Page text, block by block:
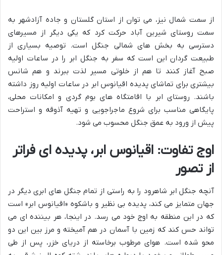
از سمت شمال نیز، می توان از استان گلستان و جاده آزادشهر به
سمت روستای شیرین آباد حرکت کرد که یکی دیگر از مسیرهای
دسترسی به بخش های شمالی جنگل است. توصیه بسیاری از
طبیعت گردان این است که سفر به جنگل ابر را در ساعات اولیه
صبح آغاز کنند تا هم از خلوتی مسیر لذت ببرند و هم شانس
بیشتری برای تماشای پدیده اقیانوس ابر در ساعات اولیه روز داشته
باشند. روستای ابر با اقامتگاه های بوم گردی و امکانات محلی،
پایگاهی مناسب برای شروع ماجراجویی و تهیه آذوقه و استراحت
پیش از ورود به عمق جنگل محسوب می شود.
اوج تفاوت: اقیانوس ابر، پدیده ای فراتر
از تصور
آنچه جنگل ابر شاهرود را به راستی از تمام جنگل های ابری دیگر در
جهان متمایز می کند، پدیده بی نظیر و باشکوه «اقیانوس ابر» است
که در این منطقه به اوج خود می رسد. در اینجا، هر بیننده ای می
تواند حس کند که زمین با آسمان در هم آمیخته و مرز بین این دو
محو شده است. هوای مرطوب برخاسته از دریای خزر، پس از طی